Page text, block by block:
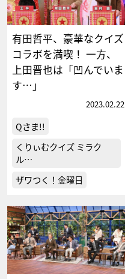
有田哲平、豪華なクイズ
コラボを満喫！ 一方、
上田晋也は「凹んでいま
す…」
2023.02.22
Qさま!!
くりぃむクイズ ミラク
ル…
ザワつく！金曜日